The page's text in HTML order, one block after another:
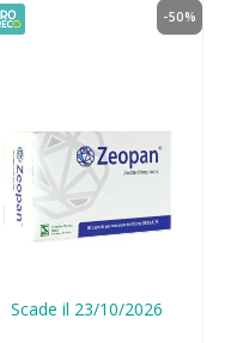
Scade il 23/10/2026
-50%